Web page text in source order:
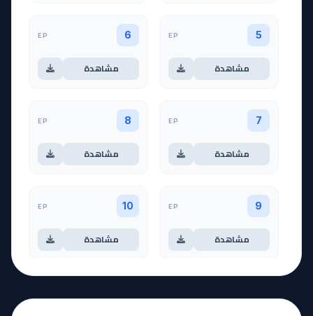
5
EP
مشاهدة
6
EP
مشاهدة
7
EP
مشاهدة
8
EP
مشاهدة
9
EP
مشاهدة
10
EP
مشاهدة
آخر حلقة 🔥
12
EP